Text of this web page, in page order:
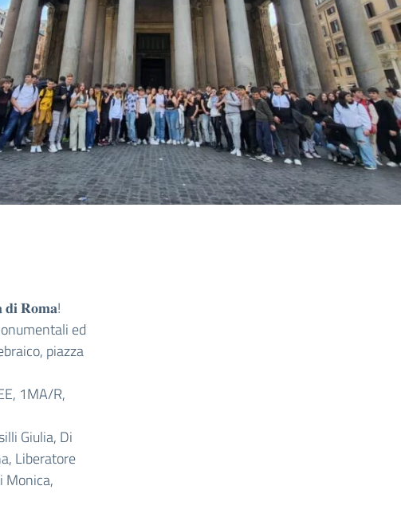
𝐝𝐢 𝐑𝐨𝐦𝐚!
ed
piazza
1MA/R,
Giulia, Di
Liberatore
Monica,